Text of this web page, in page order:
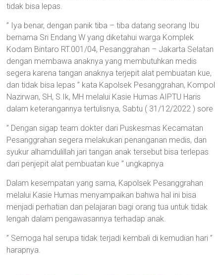
tidak bisa lepas.
” Iya benar, dengan panik tiba – tiba datang seorang Ibu
bernama Sri Endang W yang diketahui warga Komplek
Kodam Bintaro RT.001/04, Pesanggrahan – Jakarta Selatan
dengan membawa anaknya yang membutuhkan medis
segera karena tangan anaknya terjepit alat pembuatan kue,
dan tidak bisa lepas ” kata Kapolsek Pesanggrahan, Kompol
Nazirwan, SH, S.Ik, MH melalui Kasie Humas AIPTU Haris
dalam keterangannya tertulisnya, Sabtu ( 31/12/2022 ) sore
” Dengan sigap team dokter dari Puskesmas Kecamatan
Pesanggrahan segera melakukan penanganan medis, dan
syukur alhamdulillah jari tangan anak tersebut bisa terlepas
dari penjepit alat pembuatan kue ” ungkapnya
Dalam kesempatan yang sama, Kapolsek Pesanggrahan
melalui Kasie Humas menyampaikan bahwa hal ini bisa
menjadi perhatian dan pelajaran bagi orang tua untuk tidak
lengah dalam pengawasannya terhadap anak.
” Semoga hal serupa tidak terjadi kembali di kemudian hari ”
harapnya.